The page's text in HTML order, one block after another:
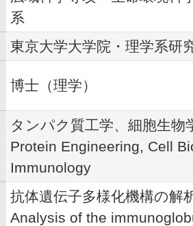
系
東京大学大学院・理学系研
博士（理学）
タンパク質工学、細胞生物
Protein Engineering, Cell
Immunology
抗体遺伝子多様化機構の解
Analysis of the